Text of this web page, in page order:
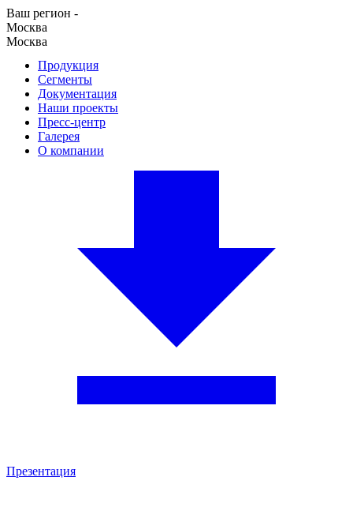
Ваш регион -
Москва
Москва
Опросные листы
Расчет стоимости
Подобрать насос
Узнать стоимость
Презентация
Продукция
Сегменты
Документация
Наши проекты
Пресс-центр
Галерея
О компании